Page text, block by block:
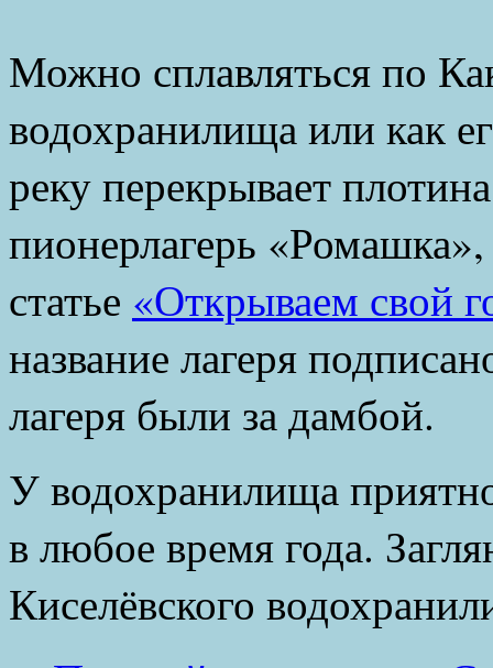
Можно сплавляться по
водохранилища или как
реку перекрывает
пионерлагерь «Ромашка»,
статье «Открываем свой
название лагеря
лагеря были за дамбой.
У водохранилища
в любое время года.
Киселёвского